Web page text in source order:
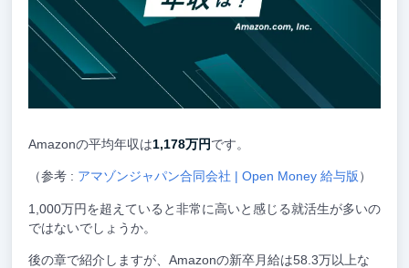
Amazonの平均年収は1,178万円です。
（参考 : アマゾンジャパン合同会社 | Open Money 給与版）
1,000万円を超えていると非常に高いと感じる就活生が多いの
ではないでしょうか。
後の章で紹介しますが、Amazonの新卒月給は58.3万以上な